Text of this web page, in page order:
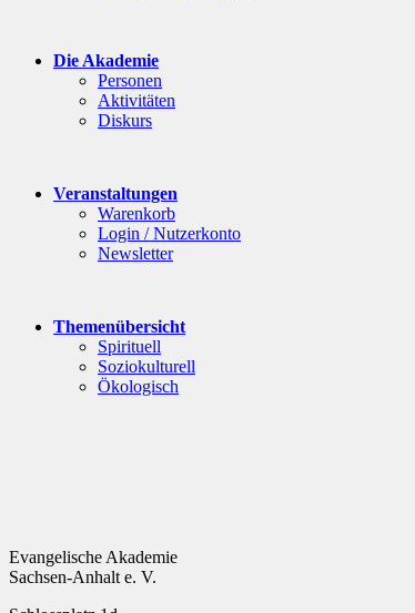
Die Akademie
Personen
Aktivitäten
Diskurs
Veranstaltungen
Warenkorb
Login / Nutzerkonto
Newsletter
Themenübersicht
Spirituell
Soziokulturell
Ökologisch
Evangelische Akademie
Sachsen-Anhalt e. V.